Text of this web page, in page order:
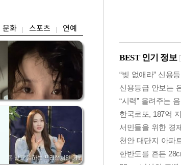
문화 스포츠 연예